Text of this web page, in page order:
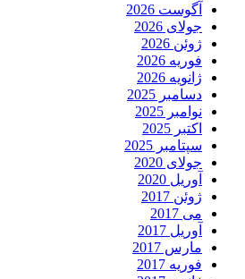
آگوست 2026
جولای 2026
ژوئن 2026
فوریه 2026
ژانویه 2026
دسامبر 2025
نوامبر 2025
اکتبر 2025
سپتامبر 2025
جولای 2020
آوریل 2020
ژوئن 2017
می 2017
آوریل 2017
مارس 2017
فوریه 2017